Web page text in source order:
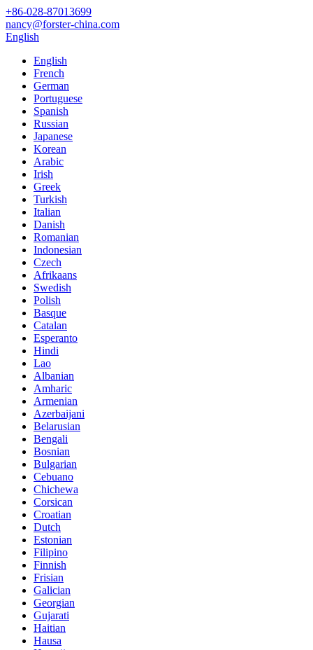
+86-028-87013699
nancy@forster-china.com
English
English
French
German
Portuguese
Spanish
Russian
Japanese
Korean
Arabic
Irish
Greek
Turkish
Italian
Danish
Romanian
Indonesian
Czech
Afrikaans
Swedish
Polish
Basque
Catalan
Esperanto
Hindi
Lao
Albanian
Amharic
Armenian
Azerbaijani
Belarusian
Bengali
Bosnian
Bulgarian
Cebuano
Chichewa
Corsican
Croatian
Dutch
Estonian
Filipino
Finnish
Frisian
Galician
Georgian
Gujarati
Haitian
Hausa